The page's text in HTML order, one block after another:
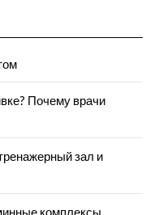
Почему врачи
зал и
комплексы